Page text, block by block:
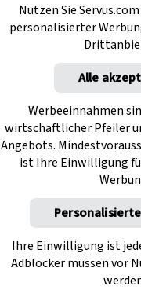
Nutzen Sie
personalisierter
Alle
Werbeeinnahmen
wirtschaftlicher Pfeiler
Angebots.
ist Ihre Einwilligung
Ihre Einwilligung ist
Adblocker müssen vor